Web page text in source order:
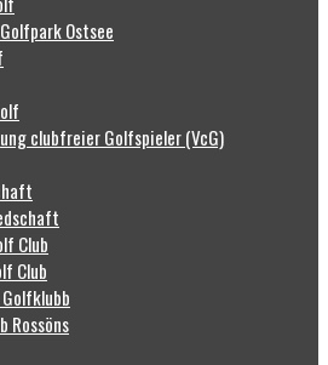
Ostsee
clubfreier Golfspieler (VcG)
Club
Club
Rossöns